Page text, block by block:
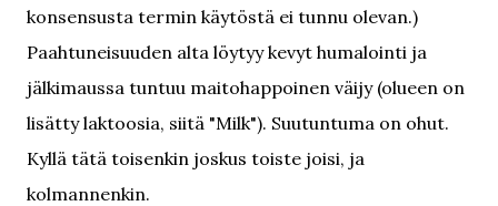
konsensusta termin käytöstä ei tunnu olevan.)
Paahtuneisuuden alta löytyy kevyt humalointi ja
jälkimaussa tuntuu maitohappoinen väijy (olueen on
lisätty laktoosia, siitä "Milk"). Suutuntuma on ohut.
Kyllä tätä toisenkin joskus toiste joisi, ja
kolmannenkin.